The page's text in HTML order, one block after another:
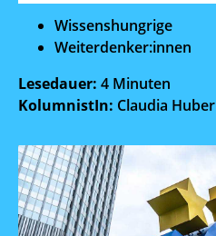
Wissenshungrige
Weiterdenker:innen
Lesedauer: 4 Minuten
KolumnistIn: Claudia Huber